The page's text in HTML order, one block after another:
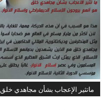
ماتثير الإعجاب بشأن مجاهدي خلق